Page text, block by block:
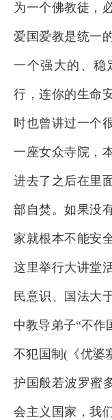
为一个佛教徒，
爱国爱教是统一
一个强大的、稳
行，连你的生命
时也曾讲过一个
一座女众寺院，
进去了之后在里
部自焚。如果没
家就根本不能安
这里举行大讲堂
民意识、国法大
中教导弟子“不作
不犯国制(《优婆
护国般若波罗蜜
会主义国家，我